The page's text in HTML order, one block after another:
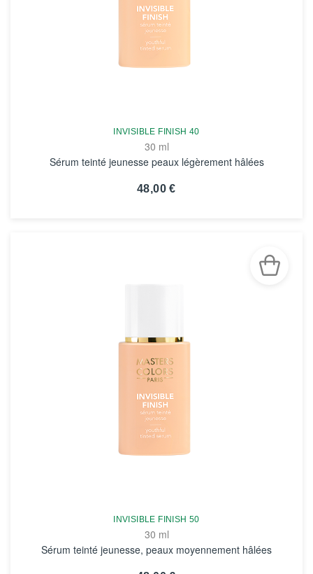
INVISIBLE FINISH 40
30 ml
Sérum teinté jeunesse peaux légèrement hâlées
48,00 €
INVISIBLE FINISH 50
30 ml
Sérum teinté jeunesse, peaux moyennement hâlées